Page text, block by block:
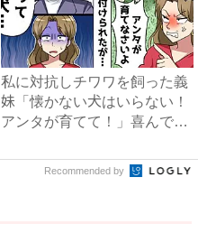
私に対抗しチワワを飼った義
妹「懐かない犬はいらない！
アンタが育てて！」喜んで引
Recommended by